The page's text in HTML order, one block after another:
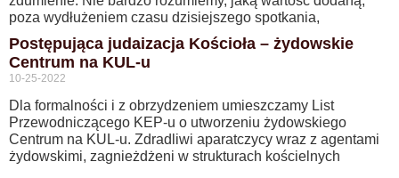
poza wydłużeniem czasu dzisiejszego spotkania,
Postępująca judaizacja Kościoła – żydowskie
Centrum na KUL-u
10-25-2022
Dla formalności i z obrzydzeniem umieszczamy List
Przewodniczącego KEP-u o utworzeniu żydowskiego
Centrum na KUL-u. Zdradliwi aparatczycy wraz z agentami
żydowskimi, zagnieżdżeni w strukturach kościelnych